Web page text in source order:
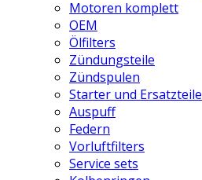
Motoren komplett
OEM
Ölfilters
Zündungsteile
Zündspulen
Starter und Ersatzteile
Auspuff
Federn
Vorluftfilters
Service sets